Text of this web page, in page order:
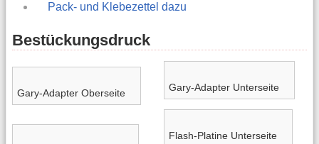
Pack- und Klebezettel dazu
Bestückungsdruck
Gary-Adapter Oberseite Gary-Adapter Unterseite
Flash-Platine Unterseite